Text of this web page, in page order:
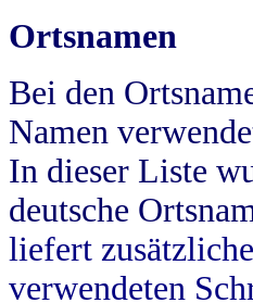
Ortsnamen
Bei den
Namen
In dieser Liste
deutsche
liefert
verwendeten